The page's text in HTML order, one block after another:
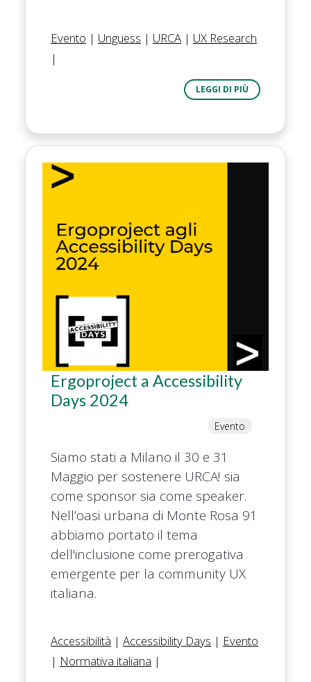
Evento | Unguess | URCA | UX Research
|
LEGGI DI PIÙ
Ergoproject a Accessibility
Days 2024
Evento
Siamo stati a Milano il 30 e 31
Maggio per sostenere URCA! sia
come sponsor sia come speaker.
Nell’oasi urbana di Monte Rosa 91
abbiamo portato il tema
dell'inclusione come prerogativa
emergente per la community UX
italiana.
Accessibilità | Accessibility Days | Evento
| Normativa italiana |